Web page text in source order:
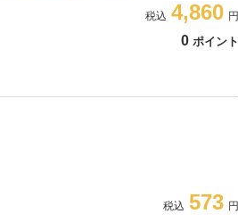
4,860
0 ポイント
573